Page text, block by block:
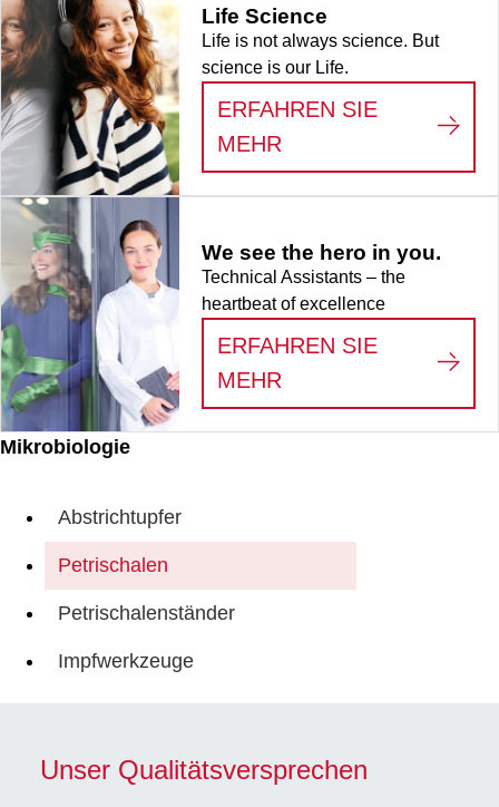
Mikrobiologie
Abstrichtupfer
Petrischalen
Petrischalenständer
Impfwerkzeuge
Life Science
Life is not always science. But
science is our Life.
ERFAHREN SIE
MEHR
We see the hero in you.
Technical Assistants – the
heartbeat of excellence
ERFAHREN SIE
MEHR
WE SEE THE
Unser Qualitätsversprechen